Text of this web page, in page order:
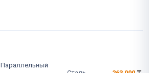
Параллельный